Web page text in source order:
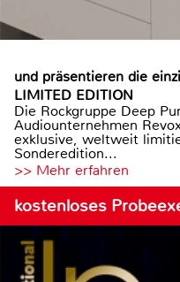
und präsentieren die
LIMITED EDITION
Die Rockgruppe Deep
Audiounternehmen
exklusive, weltweit
Sonderedition...
>> Mehr erfahren
kostenloses